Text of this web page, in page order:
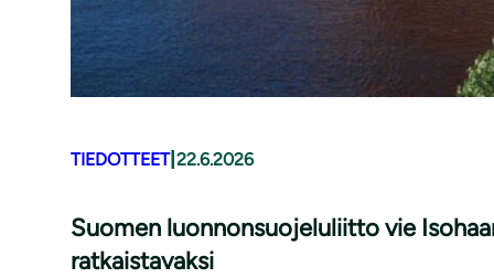
TIEDOTTEET| 22.6.2026
Suomen luonnonsuojeluliitto vie
ratkaistavaksi